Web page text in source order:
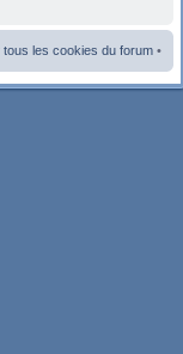
tous les cookies du forum •